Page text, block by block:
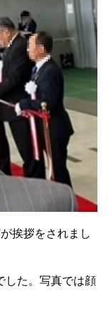
挨拶をされまし
した。写真では顔